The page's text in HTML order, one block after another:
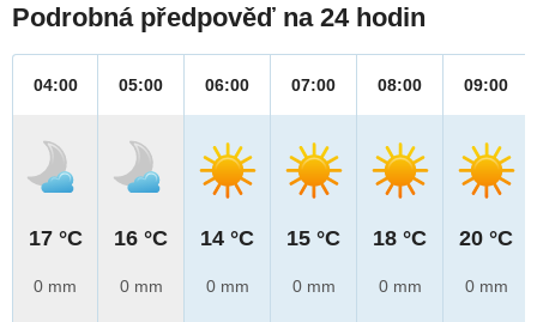
Podrobná předpověď na 24 hodin
04:00
17 °C
0 mm
05:00
16 °C
0 mm
06:00
14 °C
0 mm
07:00
15 °C
0 mm
08:00
18 °C
0 mm
09:00
20 °C
0 mm